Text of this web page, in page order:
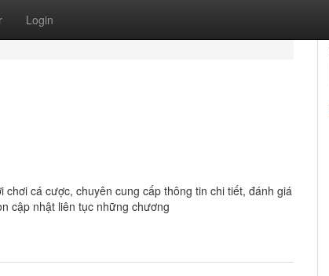
Login
cá cược, chuyên cung cấp thông tin chi tiết, đánh giá
cập nhật liên tục những chương